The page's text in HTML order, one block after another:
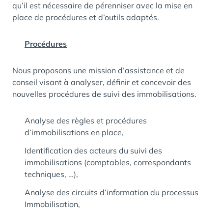
qu’il est nécessaire de pérenniser avec la mise en
place de procédures et d’outils adaptés.
Procédures
Nous proposons une mission d’assistance et de
conseil visant à analyser, définir et concevoir des
nouvelles procédures de suivi des immobilisations.
Analyse des règles et procédures
d’immobilisations en place,
Identification des acteurs du suivi des
immobilisations (comptables, correspondants
techniques, …),
Analyse des circuits d’information du processus
Immobilisation,